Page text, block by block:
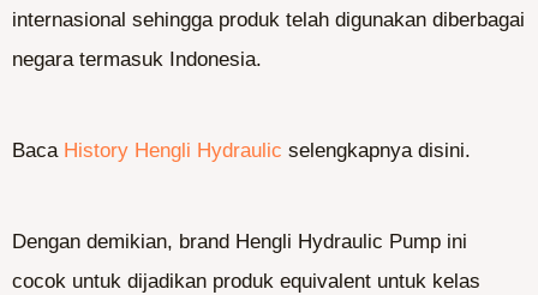
internasional sehingga produk telah digunakan diberbagai
negara termasuk Indonesia.
Baca History Hengli Hydraulic selengkapnya disini.
Dengan demikian, brand Hengli Hydraulic Pump ini
cocok untuk dijadikan produk equivalent untuk kelas